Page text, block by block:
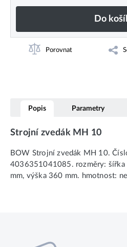
Do
Porovnat
Popis Parametry
Strojní zvedák MH 10
BOW Strojní zvedák MH 10.
4036351041085. rozměry: šířka
mm, výška 360 mm. hmotnost: